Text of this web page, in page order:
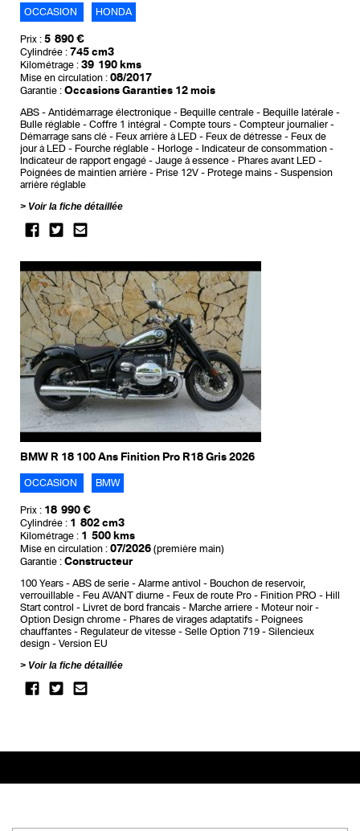
OCCASION HONDA
Prix : 5 890 €
Cylindrée : 745 cm3
Kilométrage : 39 190 kms
Mise en circulation : 08/2017
Garantie : Occasions Garanties 12 mois
ABS Antidémarrage électronique Bequille centrale
Bequille latérale
Bulle réglable
Coffre 1 intégral Compte tours
Compteur journalier
Démarrage sans clé
Feux arrière à LED Feux de détresse
Feux de
jour à LED
Fourche réglable Horloge
Indicateur de consommation
Indicateur de rapport engagé
Jauge à essence
Phares avant LED
Poignées de maintien arrière
Prise 12V Protege mains
Suspension
arrière réglable
Voir la fiche détaillée
BMW R 18 100 Ans Finition Pro R18 Gris 2026
OCCASION BMW
Prix : 18 990 €
Cylindrée : 1 802 cm3
Kilométrage : 1 500 kms
Mise en circulation : 07/2026 (première main)
Garantie : Constructeur
100 Years ABS de serie Alarme antivol
Bouchon de reservoir,
verrouillable
Feu AVANT diurne Feux de route Pro Finition PRO
Hill
Start control
Livret de bord francais Marche arriere
Moteur noir
Option Design chrome
Phares de virages adaptatifs
Poignees
chauffantes
Regulateur de vitesse Selle Option 719
Silencieux
design
Version EU
Voir la fiche détaillée